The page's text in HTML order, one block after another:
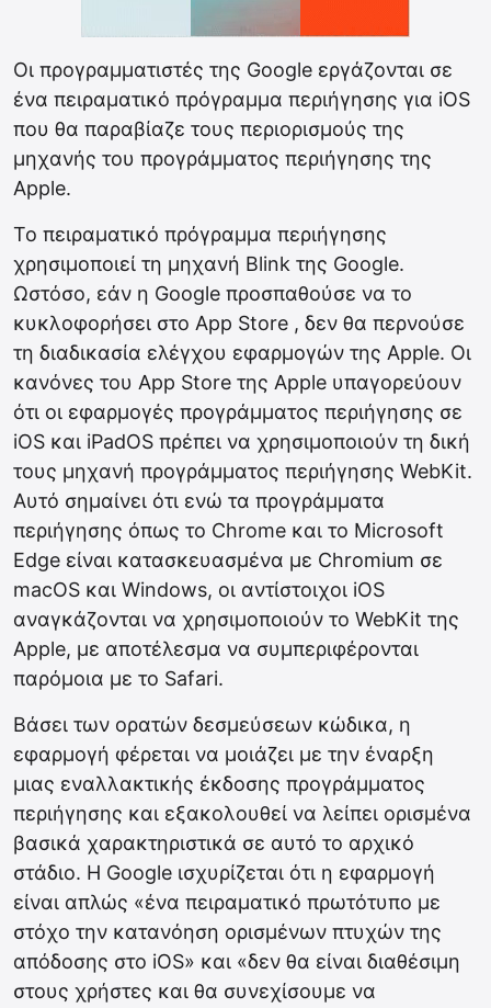
Οι προγραμματιστές της Google εργάζονται σε
ένα πειραματικό πρόγραμμα περιήγησης για iOS
που θα παραβίαζε τους περιορισμούς της
μηχανής του προγράμματος περιήγησης της
Apple.
Το πειραματικό πρόγραμμα περιήγησης
χρησιμοποιεί τη μηχανή Blink της Google.
Ωστόσο, εάν η Google προσπαθούσε να το
κυκλοφορήσει στο App Store , δεν θα περνούσε
τη διαδικασία ελέγχου εφαρμογών της Apple. Οι
κανόνες του App Store της Apple υπαγορεύουν
ότι οι εφαρμογές προγράμματος περιήγησης σε
iOS και iPadOS πρέπει να χρησιμοποιούν τη δική
τους μηχανή προγράμματος περιήγησης WebKit.
Αυτό σημαίνει ότι ενώ τα προγράμματα
περιήγησης όπως το Chrome και το Microsoft
Edge είναι κατασκευασμένα με Chromium σε
macOS και Windows, οι αντίστοιχοι iOS
αναγκάζονται να χρησιμοποιούν το WebKit της
Apple, με αποτέλεσμα να συμπεριφέρονται
παρόμοια με το Safari.
Βάσει των ορατών δεσμεύσεων κώδικα, η
εφαρμογή φέρεται να μοιάζει με την έναρξη
μιας εναλλακτικής έκδοσης προγράμματος
περιήγησης και εξακολουθεί να λείπει ορισμένα
βασικά χαρακτηριστικά σε αυτό το αρχικό
στάδιο. Η Google ισχυρίζεται ότι η εφαρμογή
είναι απλώς «ένα πειραματικό πρωτότυπο με
στόχο την κατανόηση ορισμένων πτυχών της
απόδοσης στο iOS» και «δεν θα είναι διαθέσιμη
στους χρήστες και θα συνεχίσουμε να